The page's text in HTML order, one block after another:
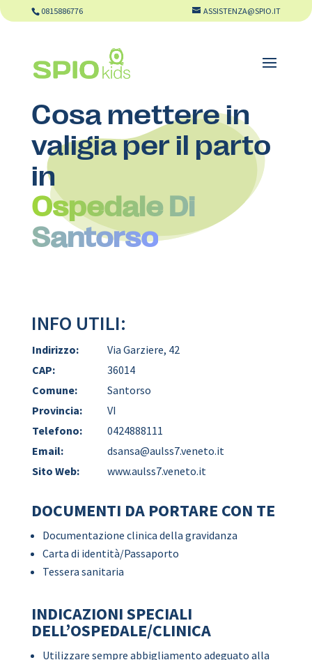
0815886776 ASSISTENZA@SPIO.IT
Cosa mettere in
valigia per il parto
in
Ospedale Di
Santorso
INFO UTILI:
Indirizzo:
Via Garziere, 42
CAP:
36014
Comune:
Santorso
Provincia:
VI
Telefono:
0424888111
Email:
dsansa@aulss7.veneto.it
Sito Web:
www.aulss7.veneto.it
DOCUMENTI DA PORTARE CON TE
Documentazione clinica della gravidanza
Carta di identità/Passaporto
Tessera sanitaria
INDICAZIONI SPECIALI
DELL’OSPEDALE/CLINICA
Utilizzare sempre abbigliamento adeguato alla